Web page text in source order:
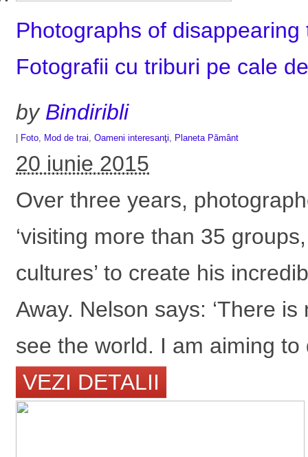
Photographs of
Fotografii cu triburi pe cale
by Bindiribli
Foto Mod de trai ,Oameni interesanţi Planeta Pământ
20 iunie 2015
Over three years,
‘visiting more than 35
cultures’ to create his
Away. Nelson says: ‘There
see the world. I am aiming
VEZI DETALII